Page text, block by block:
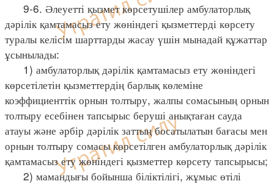
9-6. Әлеуетті қызмет көрсетушілер амбулаторлық
дәрілік қамтамасыз ету жөніндегі қызметтерді көрсету
туралы келісім шарттарды жасау үшін мынадай құжаттар
ұсынылады:
1) амбулаторлық дәрілік қамтамасыз ету жөніндегі
көрсетілетін қызметтердің барлық көлеміне
коэффициенттік орнын толтыру, жалпы сомасының орнын
толтыру есебінен тапсырыс беруші анықтаған сауда
атауы және әрбір дәрілік заттың босатылатын бағасы мен
орнын толтыру сомасы көрсетілген амбулаторлық дәрілік
қамтамасыз ету жөніндегі қызметтер көрсету тапсырысы;
2) мамандығы бойынша біліктілігі, жұмыс өтілі